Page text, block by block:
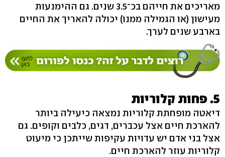
מאריכים את חייהם בכ־3.5 שנים. גם ההימנעות
מעישון (או הגמילה ממנו) יכולה להאריך את החיים
בארבע שנים לערך.
5. פחות קלוריות
דיאטה מופחתת קלוריות נמצאה כיעילה ביותר
להארכת חיים אצל עכברים, דגים, כלבים וקופים. גם
אצל בני אדם יש עדויות עקיפות שייתכן כי מיעוט
קלוריות עוזר להארכת חיים.